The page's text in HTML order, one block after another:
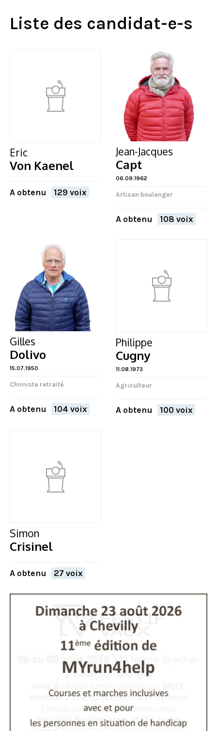
Liste des candidat-e-s
Eric
Von Kaenel
A obtenu 129 voix
Jean-Jacques
Capt
06.09.1962
Artisan boulanger
A obtenu 108 voix
Gilles
Dolivo
15.07.1950
Chimiste retraité
A obtenu 104 voix
Philippe
Cugny
11.08.1973
Agriculteur
A obtenu 100 voix
Simon
Crisinel
A obtenu 27 voix
FERMER